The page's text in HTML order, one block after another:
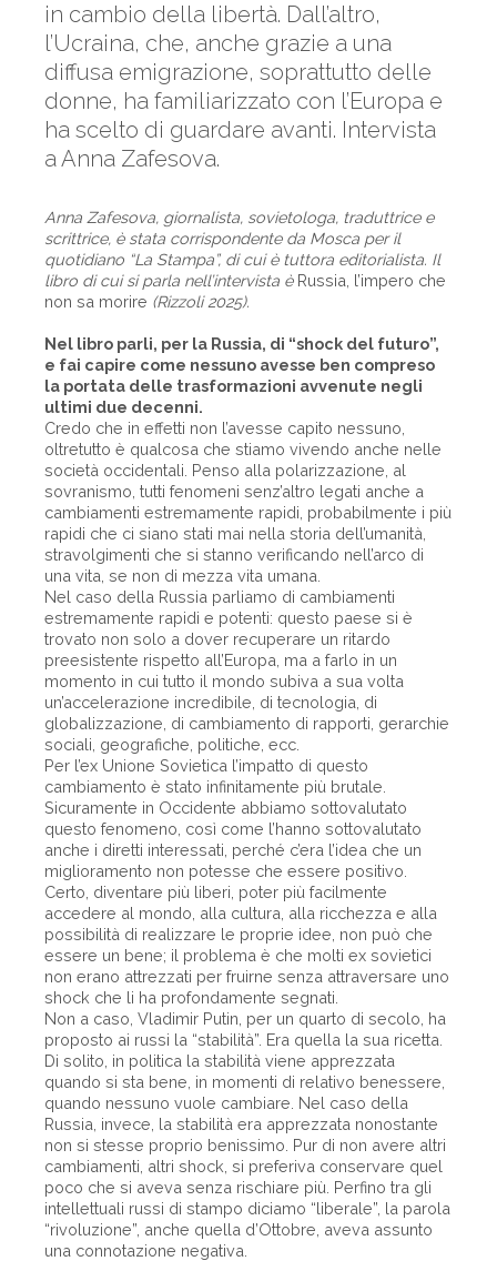
in cambio della libertà. Dall’altro,
l’Ucraina, che, anche grazie a una
diffusa emigrazione, soprattutto delle
donne, ha familiarizzato con l’Europa e
ha scelto di guardare avanti. Intervista
a Anna Zafesova.
Anna Zafesova, giornalista, sovietologa, traduttrice e
scrittrice, è stata corrispondente da Mosca per il
quotidiano “La Stampa”, di cui è tuttora editorialista. Il
libro di cui si parla nell’intervista è Russia, l’impero che
non sa morire (Rizzoli 2025).
Nel libro parli, per la Russia, di “shock del futuro”,
e fai capire come nessuno avesse ben compreso
la portata delle trasformazioni avvenute negli
ultimi due decenni.
Credo che in effetti non l’avesse capito nessuno,
oltretutto è qualcosa che stiamo vivendo anche nelle
società occidentali. Penso alla polarizzazione, al
sovranismo, tutti fenomeni senz’altro legati anche a
cambiamenti estremamente rapidi, probabilmente i più
rapidi che ci siano stati mai nella storia dell’umanità,
stravolgimenti che si stanno verificando nell’arco di
una vita, se non di mezza vita umana.
Nel caso della Russia parliamo di cambiamenti
estremamente rapidi e potenti: questo paese si è
trovato non solo a dover recuperare un ritardo
preesistente rispetto all’Europa, ma a farlo in un
momento in cui tutto il mondo subiva a sua volta
un’accelerazione incredibile, di tecnologia, di
globalizzazione, di cambiamento di rapporti, gerarchie
sociali, geografiche, politiche, ecc.
Per l’ex Unione Sovietica l’impatto di questo
cambiamento è stato infinitamente più brutale.
Sicuramente in Occidente abbiamo sottovalutato
questo fenomeno, così come l’hanno sottovalutato
anche i diretti interessati, perché c’era l’idea che un
miglioramento non potesse che essere positivo.
Certo, diventare più liberi, poter più facilmente
accedere al mondo, alla cultura, alla ricchezza e alla
possibilità di realizzare le proprie idee, non può che
essere un bene; il problema è che molti ex sovietici
non erano attrezzati per fruirne senza attraversare uno
shock che li ha profondamente segnati.
Non a caso, Vladimir Putin, per un quarto di secolo, ha
proposto ai russi la “stabilità”. Era quella la sua ricetta.
Di solito, in politica la stabilità viene apprezzata
quando si sta bene, in momenti di relativo benessere,
quando nessuno vuole cambiare. Nel caso della
Russia, invece, la stabilità era apprezzata nonostante
non si stesse proprio benissimo. Pur di non avere altri
cambiamenti, altri shock, si preferiva conservare quel
poco che si aveva senza rischiare più. Perfino tra gli
intellettuali russi di stampo diciamo “liberale”, la parola
“rivoluzione”, anche quella d’Ottobre, aveva assunto
una connotazione negativa.